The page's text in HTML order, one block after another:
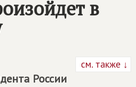
в
см. также ↓
России